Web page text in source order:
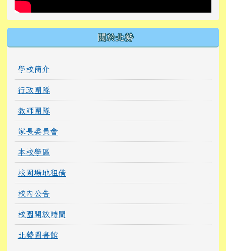
關於北勢
學校簡介
行政團隊
教師團隊
家長委員會
本校學區
校園場地租借
校內公告
校園開放時間
北勢圖書館